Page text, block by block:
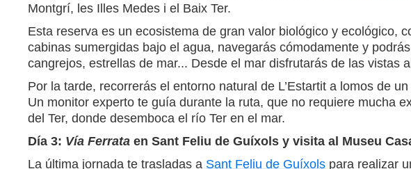
Montgrí, les Illes Medes i el Baix Ter.
Esta reserva es un ecosistema de gran valor biológico y ecológico,
cabinas sumergidas bajo el agua, navegarás cómodamente y
cangrejos, estrellas de mar... Desde el mar disfrutarás de las vistas al
Por la tarde, recorrerás el entorno natural de L’Estartit a lomos de
Un monitor experto te guía durante la ruta, que no requiere mucha
del Ter, donde desemboca el río Ter en el mar.
Día 3: Vía Ferrata en Sant Feliu de Guíxols y visita al Museu
La última jornada te trasladas a Sant Feliu de Guíxols para realizar